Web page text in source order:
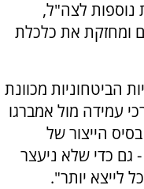
נוספות לצה"ל,
ומחזקת את כלכלת
הביטחוניות מכוונת
עמידה מול אמברגו
הייצור של
גם כדי שלא ניעצר
לייצא יותר".